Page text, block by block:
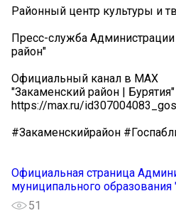
Районный центр культуры и
Пресс-служба
район"
Официальный канал в МАХ
"Закаменский район | Бурятия"
https://max.ru/id307004083_gos
#Закаменскийрайон
Официальная страница
муниципального
51